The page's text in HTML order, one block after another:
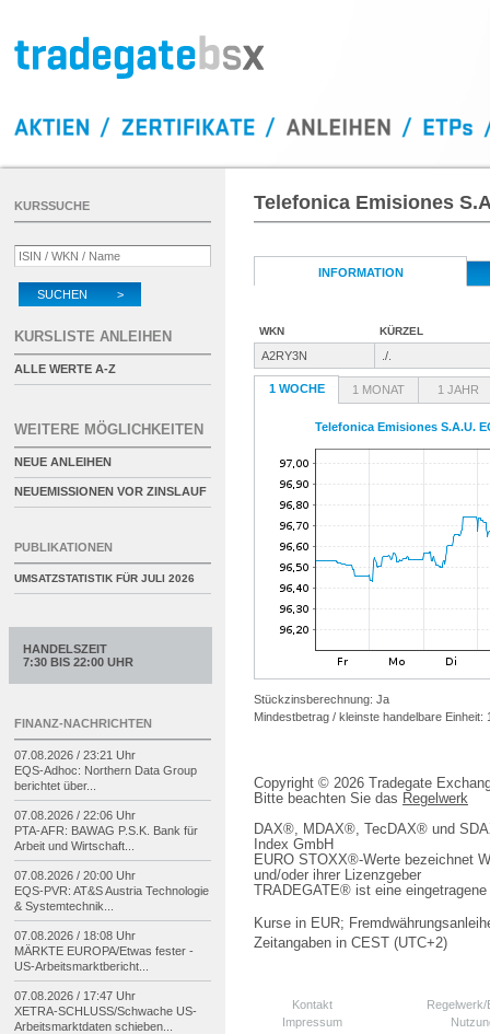
Telefonica Emisiones
INFORMATION
WKN KÜRZEL
A2RY3N ./.
1 WOCHE 1 MONAT 1 JAHR
Telefonica Emisiones S.A.U.
Stückzinsberechnung: Ja
Mindestbetrag / kleinste handelbare Einheit:
Copyright © 2026 Tradegate
Bitte beachten Sie das Regelwerk
DAX®, MDAX®, TecDAX® und
Index GmbH
EURO STOXX®-Werte bezeichnet
und/oder ihrer Lizenzgeber
TRADEGATE® ist eine
Kurse in EUR;
Zeitangaben in CEST (UTC+2)
Kontakt
Impressum
KURSSUCHE
SUCHEN >
KURSLISTE ANLEIHEN
ALLE WERTE A-Z
WEITERE MÖGLICHKEITEN
NEUE ANLEIHEN
NEUEMISSIONEN VOR ZINSLAUF
PUBLIKATIONEN
UMSATZSTATISTIK FÜR JULI 2026
HANDELSZEIT
7:30 BIS 22:00 UHR
FINANZ-NACHRICHTEN
07.08.2026 / 23:21 Uhr
EQS-Adhoc: Northern Data Group
berichtet über...
07.08.2026 / 22:06 Uhr
PTA-AFR: BAWAG P.S.K. Bank für
Arbeit und Wirtschaft...
07.08.2026 / 20:00 Uhr
EQS-PVR: AT&S Austria Technologie
& Systemtechnik...
07.08.2026 / 18:08 Uhr
MÄRKTE EUROPA/Etwas fester -
US-Arbeitsmarktbericht...
07.08.2026 / 17:47 Uhr
XETRA-SCHLUSS/Schwache US-
Arbeitsmarktdaten schieben...